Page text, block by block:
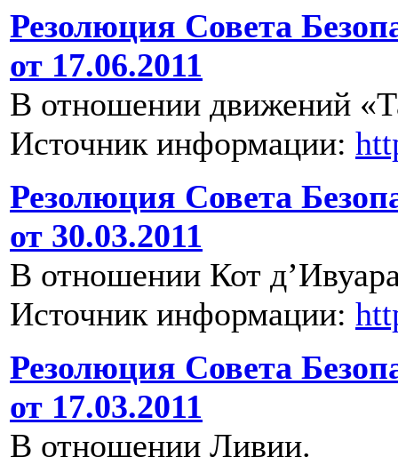
Резолюция Совета
от 17.06.2011
В отношении движений
Источник информации:
Резолюция Совета
от 30.03.2011
В отношении Кот
Источник информации:
Резолюция Совета
от 17.03.2011
В отношении Ливии.